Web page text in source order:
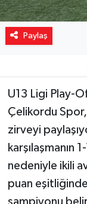
Paylaş
U13 Ligi Play-
Çelikordu
zirveyi
karşılaşmanın
nedeniyle ikili
puan eşitliğinde
şampiyonu